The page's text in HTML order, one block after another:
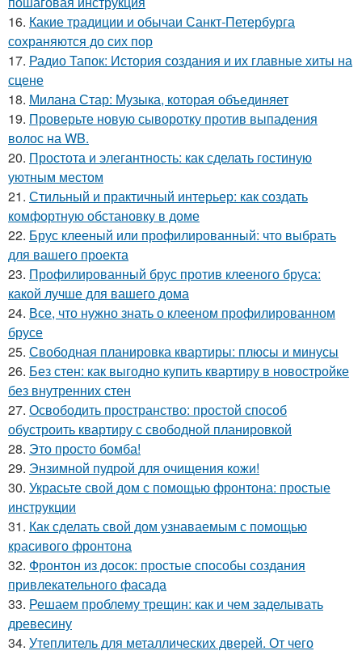
16. Какие традиции и обычаи Санкт-Петербурга
сохраняются до сих пор
17. Радио Тапок: История создания и их главные хиты на
сцене
18. Милана Стар: Музыка, которая объединяет
19. Проверьте новую сыворотку против выпадения
волос на WB.
20. Простота и элегантность: как сделать гостиную
уютным местом
21. Стильный и практичный интерьер: как создать
комфортную обстановку в доме
22. Брус клееный или профилированный: что выбрать
для вашего проекта
23. Профилированный брус против клееного бруса:
какой лучше для вашего дома
24. Все, что нужно знать о клееном профилированном
брусе
25. Свободная планировка квартиры: плюсы и минусы
26. Без стен: как выгодно купить квартиру в новостройке
без внутренних стен
27. Освободить пространство: простой способ
обустроить квартиру с свободной планировкой
28. Это просто бомба!
29. Энзимной пудрой для очищения кожи!
30. Украсьте свой дом с помощью фронтона: простые
инструкции
31. Как сделать свой дом узнаваемым с помощью
красивого фронтона
32. Фронтон из досок: простые способы создания
привлекательного фасада
33. Решаем проблему трещин: как и чем заделывать
древесину
34. Утеплитель для металлических дверей. От чего